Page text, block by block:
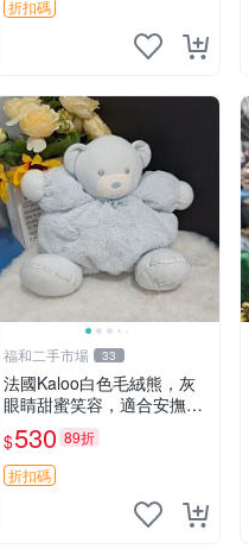
折扣碼
福和二手市場 33
法國Kaloo白色毛絨熊，灰
眼睛甜蜜笑容，適合安撫逗
趣可愛，柔軟面料手感佳。
14 白色安撫熊 毛絨玩具 寶
寶逗樂具
$530 89折
折扣碼